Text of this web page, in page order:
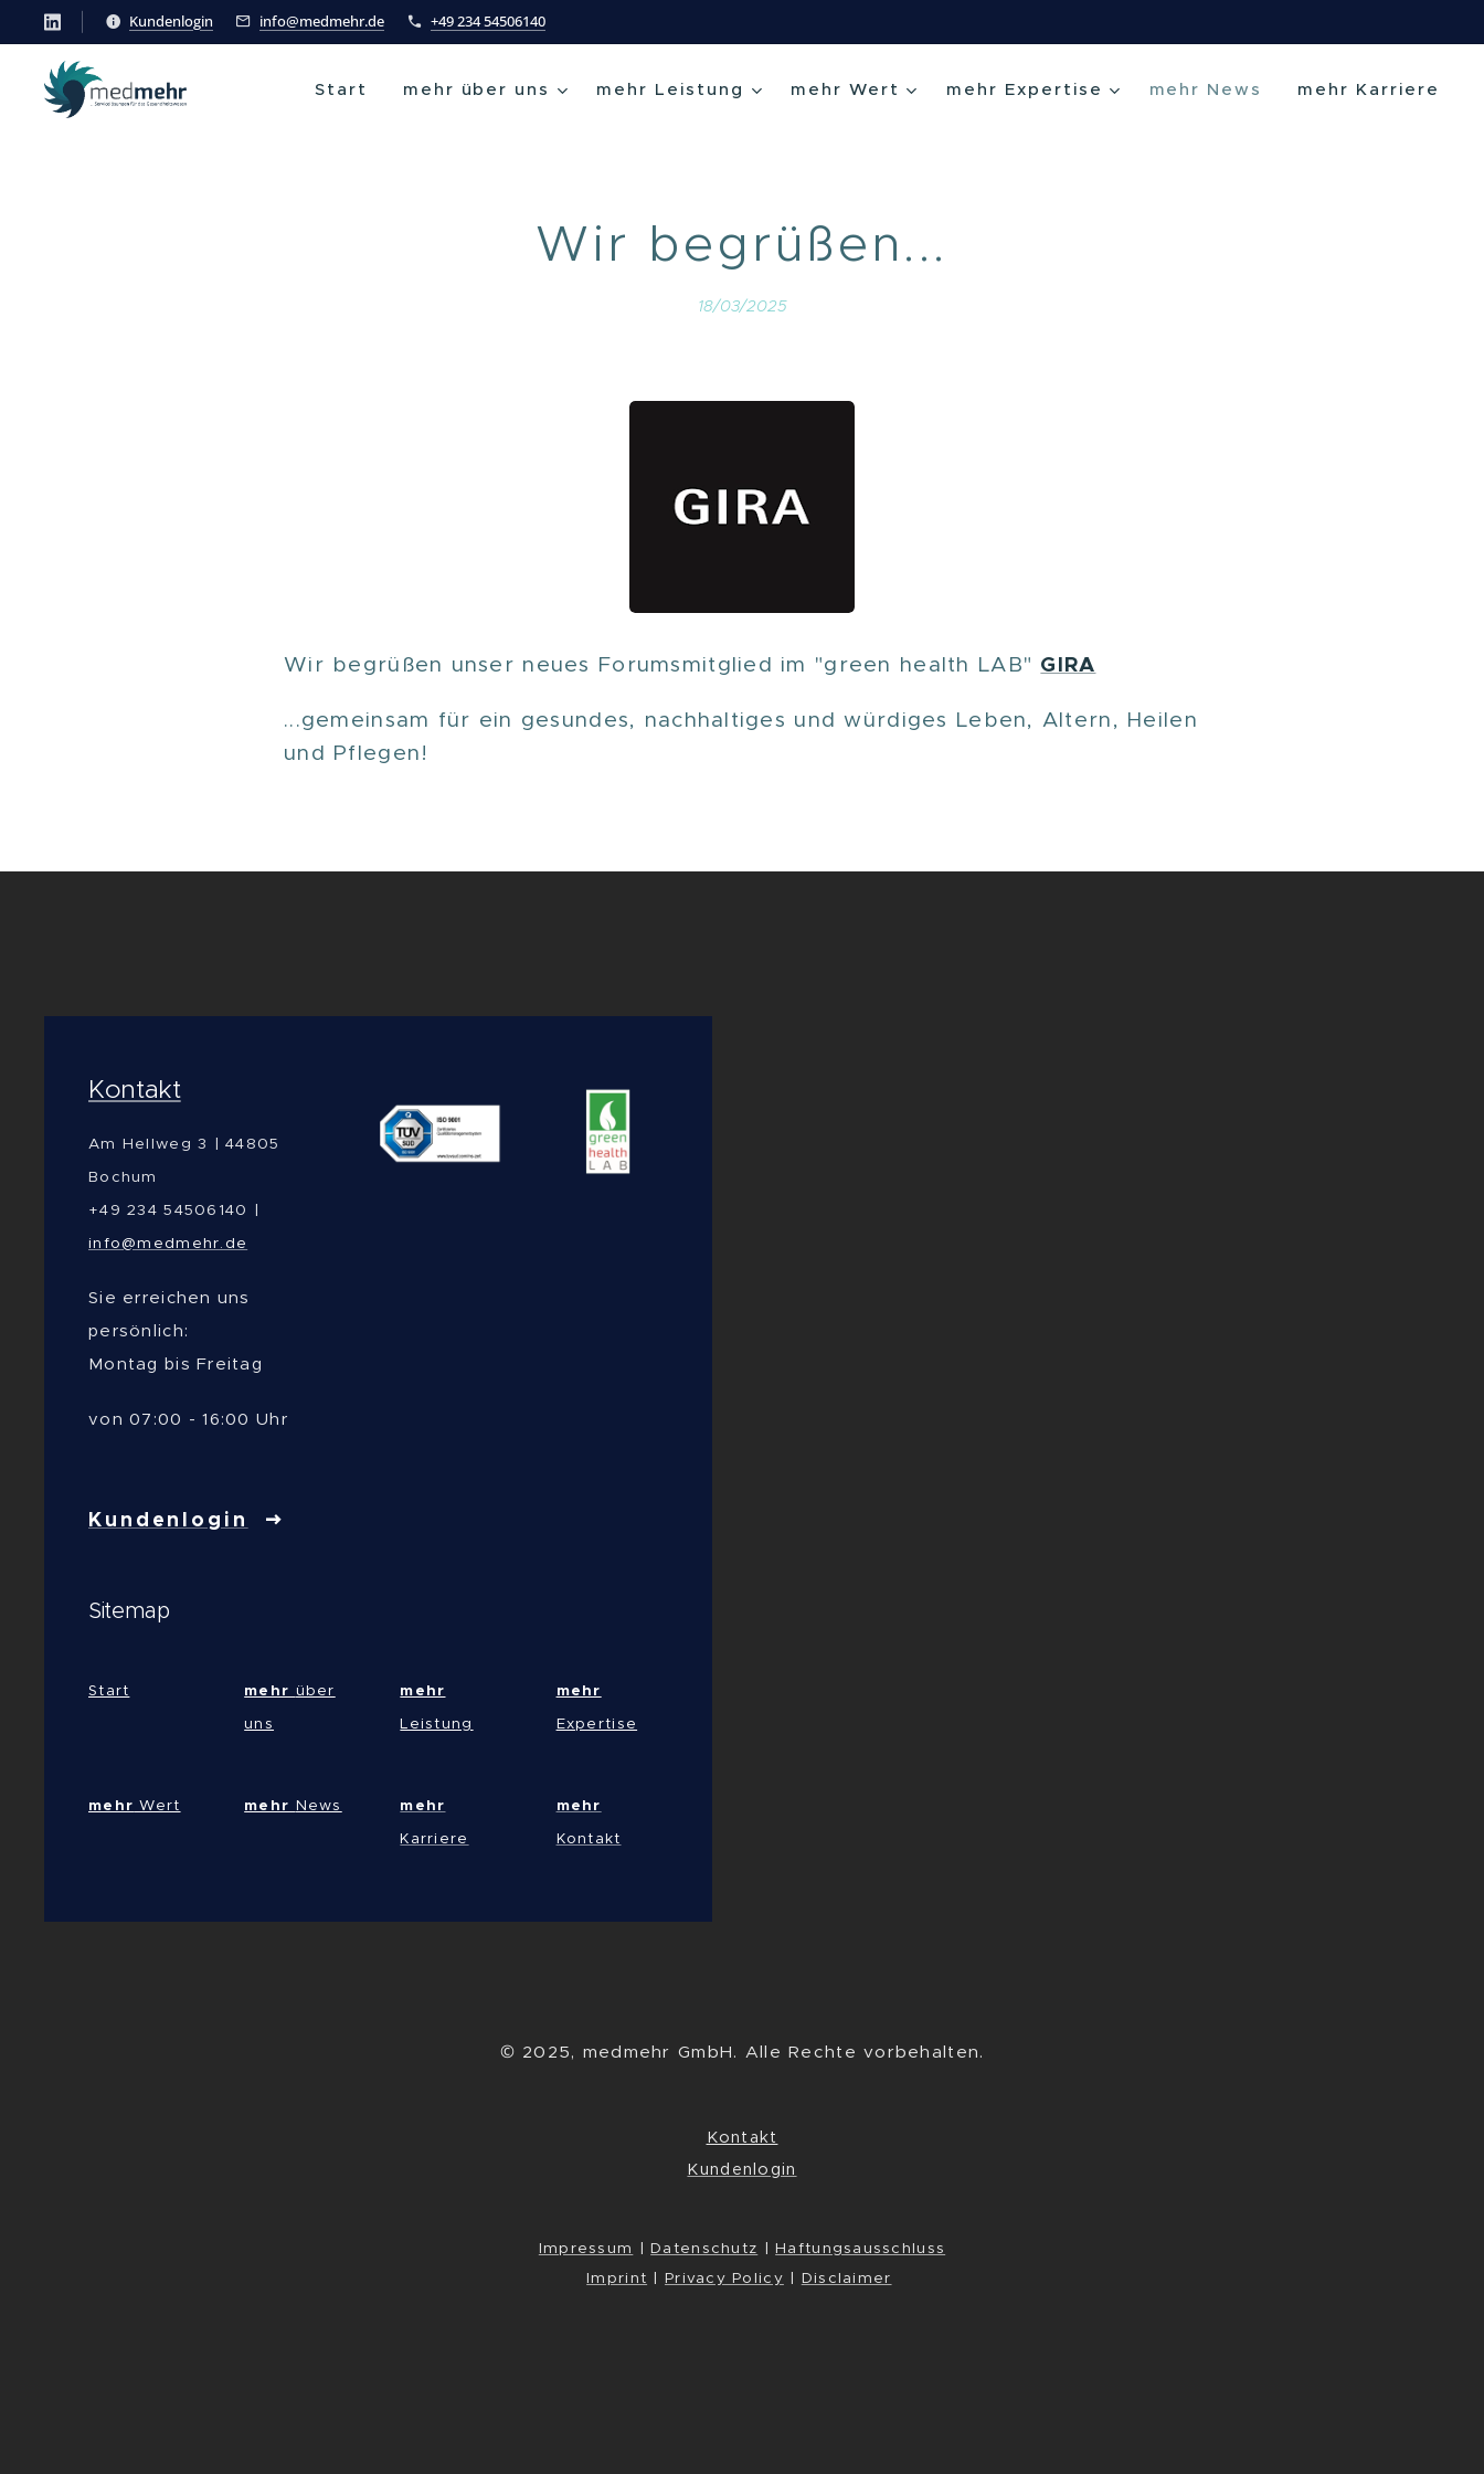
Kundenlogin info@medmehr.de +49 234 54506140
Start mehr über uns mehr Leistung mehr Wert mehr Expertise mehr News mehr Karriere
Wir begrüßen...
18/03/2025
Wir begrüßen unser neues Forumsmitglied im "green health LAB" GIRA
...gemeinsam für ein gesundes, nachhaltiges und würdiges Leben, Altern, Heilen
und Pflegen!
Kontakt
Am Hellweg 3 | 44805
Bochum
+49 234 54506140 |
info@medmehr.de
Sie erreichen uns
persönlich:
Montag bis Freitag
von 07:00 - 16:00 Uhr
Kundenlogin
Sitemap
Start mehr über
uns
mehr
Leistung
mehr
Expertise
mehr Wert mehr News
mehr
Karriere
mehr
Kontakt
© 2025, medmehr GmbH. Alle Rechte vorbehalten.
Kontakt
Kundenlogin
Impressum |Datenschutz |Haftungsausschluss
Imprint | Privacy Policy | Disclaimer